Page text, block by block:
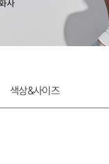
색상&사이즈